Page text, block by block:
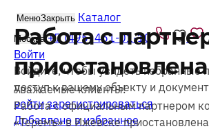
МенюЗакрыть Каталог
Москва +7 (495) 461-01-10
Войти
Войдите, чтобы увидеть избранные
доступ к вашему объекту и
войти зарегистрироваться
Добавлено в избранное
Работа с
приостановлена
Уважаемые клиенты!
Работа с официальным партнером
«Теремъ» в Ижевске